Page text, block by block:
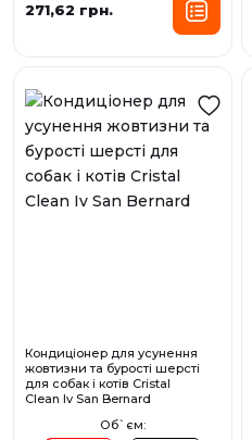
271,62 грн.
Кондиціонер для усунення
жовтизни та бурості шерсті
для собак і котів Cristal
Clean Iv San Bernard
Об`єм: